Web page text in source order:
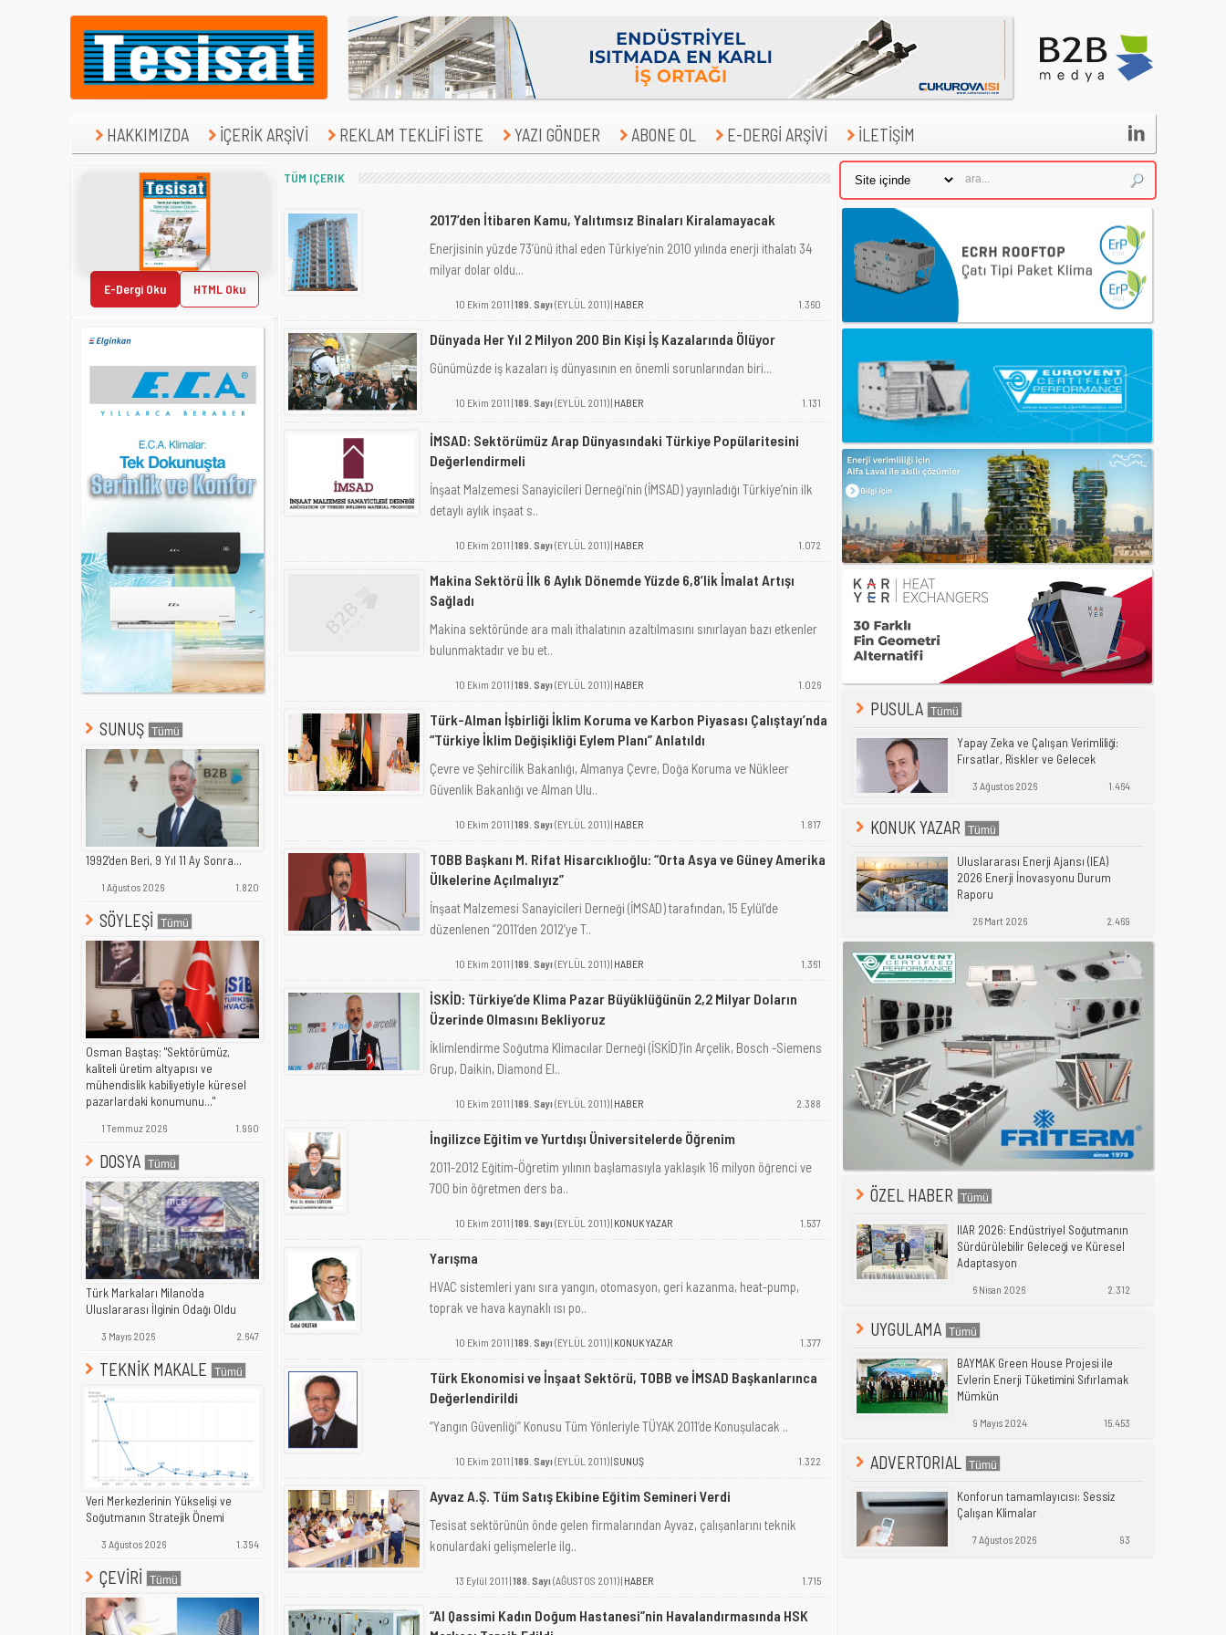
HAKKIMIZDA İÇERİK ARŞİVİ REKLAM TEKLİFİ İSTE YAZI GÖNDER ABONE OL E-DERGİ ARŞİVİ İLETİŞİM 
E-Dergi Oku HTML Oku
SUNUŞ
1992'den Beri, 9 Yıl 11 Ay Sonra...
1 Ağustos 2026 1.820
SÖYLEŞİ
Osman Baştaş; "Sektörümüz,
kaliteli üretim altyapısı ve
mühendislik kabiliyetiyle küresel
pazarlardaki konumunu..."
1 Temmuz 2026 1.990
DOSYA
Türk Markaları Milano'da
Uluslararası İlginin Odağı Oldu
3 Mayıs 2026 2.647
TEKNİK MAKALE
Veri Merkezlerinin Yükselişi ve
Soğutmanın Stratejik Önemi
3 Ağustos 2026 1.394
ÇEVİRİ
TÜM IÇERIK
2017’den İtibaren Kamu, Yalıtımsız Binaları Kiralamayacak
Enerjisinin yüzde 73’ünü ithal eden Türkiye’nin 2010 yılında enerji ithalatı 34
milyar dolar oldu...
10 Ekim 2011 |189. Sayı (EYLÜL 2011) | HABER 1.360
Dünyada Her Yıl 2 Milyon 200 Bin Kişi İş Kazalarında Ölüyor
Günümüzde iş kazaları iş dünyasının en önemli sorunlarından biri...
10 Ekim 2011 |189. Sayı (EYLÜL 2011) | HABER 1.131
İMSAD: Sektörümüz Arap Dünyasındaki Türkiye Popülaritesini
Değerlendirmeli
İnşaat Malzemesi Sanayicileri Derneği’nin (İMSAD) yayınladığı Türkiye’nin ilk
detaylı aylık inşaat s..
10 Ekim 2011 |189. Sayı (EYLÜL 2011) | HABER 1.072
Makina Sektörü İlk 6 Aylık Dönemde Yüzde 6,8’lik İmalat Artışı
Sağladı
Makina sektöründe ara malı ithalatının azaltılmasını sınırlayan bazı etkenler
bulunmaktadır ve bu et..
10 Ekim 2011 |189. Sayı (EYLÜL 2011) | HABER 1.026
Türk-Alman İşbirliği İklim Koruma ve Karbon Piyasası Çalıştayı’nda
“Türkiye İklim Değişikliği Eylem Planı” Anlatıldı
Çevre ve Şehircilik Bakanlığı, Almanya Çevre, Doğa Koruma ve Nükleer
Güvenlik Bakanlığı ve Alman Ulu..
10 Ekim 2011 |189. Sayı (EYLÜL 2011) | HABER 1.817
TOBB Başkanı M. Rifat Hisarcıklıoğlu: “Orta Asya ve Güney Amerika
Ülkelerine Açılmalıyız”
İnşaat Malzemesi Sanayicileri Derneği (İMSAD) tarafından, 15 Eylül’de
düzenlenen “2011’den 2012’ye T..
10 Ekim 2011 |189. Sayı (EYLÜL 2011) | HABER 1.361
İSKİD: Türkiye’de Klima Pazar Büyüklüğünün 2,2 Milyar Doların
Üzerinde Olmasını Bekliyoruz
İklimlendirme Soğutma Klimacılar Derneği (İSKİD)’in Arçelik, Bosch -Siemens
Grup, Daikin, Diamond El..
10 Ekim 2011 |189. Sayı (EYLÜL 2011) | HABER 2.388
İngilizce Eğitim ve Yurtdışı Üniversitelerde Öğrenim
2011-2012 Eğitim-Öğretim yılının başlamasıyla yaklaşık 16 milyon öğrenci ve
700 bin öğretmen ders ba..
10 Ekim 2011 |189. Sayı (EYLÜL 2011) | KONUK YAZAR 1.537
Yarışma
HVAC sistemleri yanı sıra yangın, otomasyon, geri kazanma, heat-pump,
toprak ve hava kaynaklı ısı po..
10 Ekim 2011 |189. Sayı (EYLÜL 2011) | KONUK YAZAR 1.377
Türk Ekonomisi ve İnşaat Sektörü, TOBB ve İMSAD Başkanlarınca
Değerlendirildi
“Yangın Güvenliği” Konusu Tüm Yönleriyle TÜYAK 2011’de Konuşulacak ..
10 Ekim 2011 |189. Sayı (EYLÜL 2011) |SUNUŞ 1.322
Ayvaz A.Ş. Tüm Satış Ekibine Eğitim Semineri Verdi
Tesisat sektörünün önde gelen firmalarından Ayvaz, çalışanlarını teknik
konulardaki gelişmelerle ilg..
13 Eylül 2011 |188. Sayı (AĞUSTOS 2011) | HABER 1.715
“Al Qassimi Kadın Doğum Hastanesi”nin Havalandırmasında HSK
PUSULA
Yapay Zeka ve Çalışan Verimliliği:
Fırsatlar, Riskler ve Gelecek
3 Ağustos 2026 1.464
KONUK YAZAR
Uluslararası Enerji Ajansı (IEA)
2026 Enerji İnovasyonu Durum
Raporu
26 Mart 2026 2.469
ÖZEL HABER
IIAR 2026: Endüstriyel Soğutmanın
Sürdürülebilir Geleceği ve Küresel
Adaptasyon
6 Nisan 2026 2.312
UYGULAMA
BAYMAK Green House Projesi ile
Evlerin Enerji Tüketimini Sıfırlamak
Mümkün
9 Mayıs 2024 15.453
ADVERTORIAL
Konforun tamamlayıcısı: Sessiz
Çalışan Klimalar
7 Ağustos 2026 93